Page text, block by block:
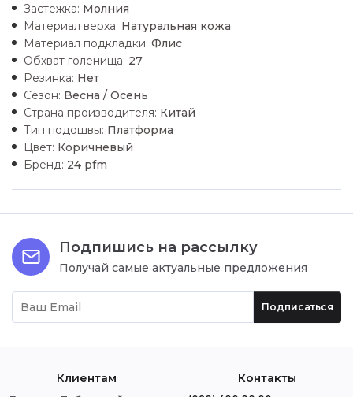
Застежка: Молния
Материал верха: Натуральная кожа
Материал подкладки: Флис
Обхват голенища: 27
Резинка: Нет
Сезон: Весна / Осень
Страна производителя: Китай
Тип подошвы: Платформа
Цвет: Коричневый
Бренд: 24 pfm
Подпишись на рассылку
Получай самые актуальные предложения
Подписаться
Клиентам Контакты